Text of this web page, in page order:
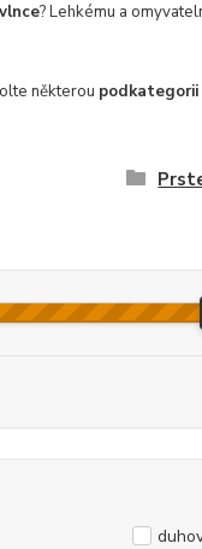
? Lehkému a
některou podkategorii